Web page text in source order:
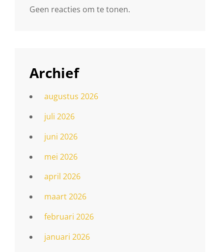
Geen reacties om te tonen.
Archief
augustus 2026
juli 2026
juni 2026
mei 2026
april 2026
maart 2026
februari 2026
januari 2026